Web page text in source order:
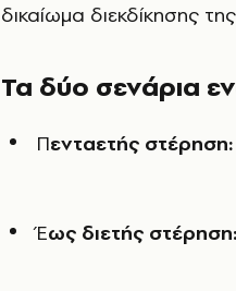
δικαίωμα διεκδίκησης
Τα δύο σενάρια
Πενταετής στέρηση:
Έως διετής στέρηση: